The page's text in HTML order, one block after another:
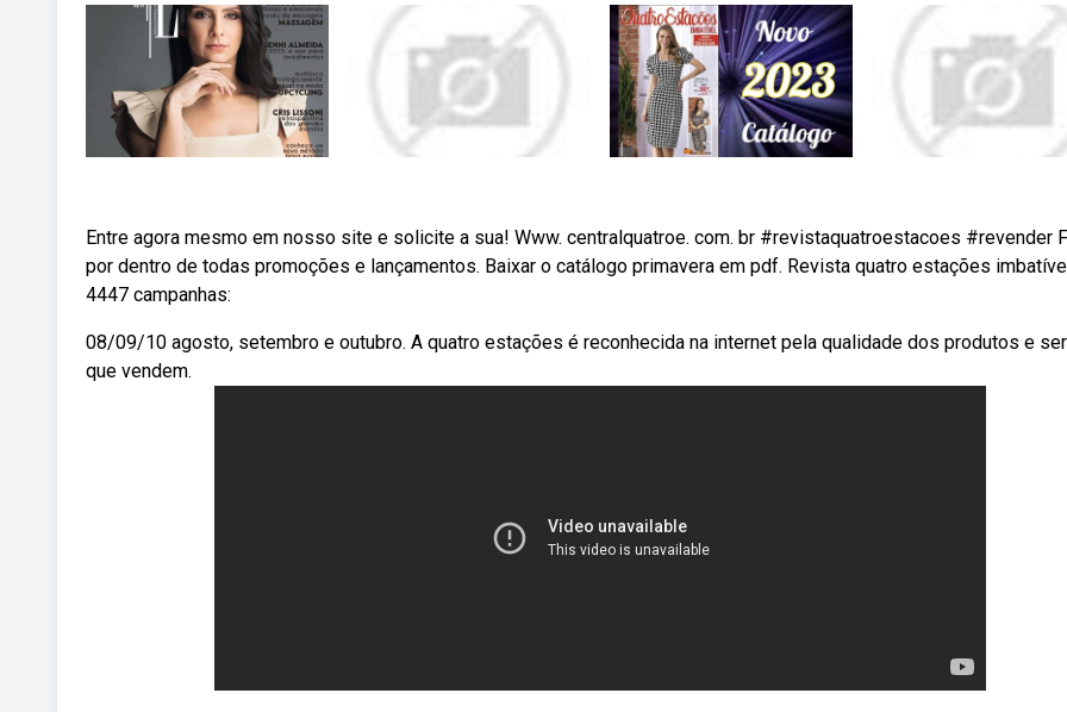
Entre agora mesmo em nosso site e solicite a sua! Www. centralquatroe. com. br #revistaquatroestacoes #revender
por dentro de todas promoções e lançamentos. Baixar o catálogo primavera em pdf. Revista quatro estações
4447 campanhas:
08/09/10 agosto, setembro e outubro. A quatro estações é reconhecida na internet pela qualidade dos produtos e
que vendem.